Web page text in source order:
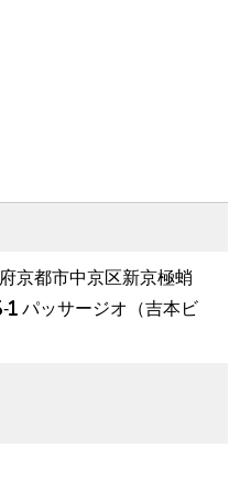
都市中京区新京極蛸
パッサージオ（吉本ビ